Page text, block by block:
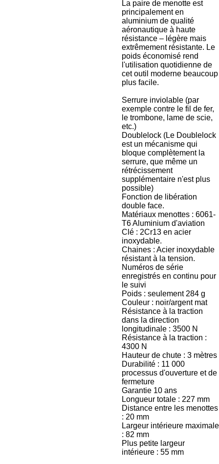
La paire de menotte est
principalement en
aluminium de qualité
aéronautique à haute
résistance – légère mais
extrêmement résistante. Le
poids économisé rend
l'utilisation quotidienne de
cet outil moderne beaucoup
plus facile.
Serrure inviolable (par
exemple contre le fil de fer,
le trombone, lame de scie,
etc.)
Doublelock (Le Doublelock
est un mécanisme qui
bloque complètement la
serrure, que même un
rétrécissement
supplémentaire n'est plus
possible)
Fonction de libération
double face.
Matériaux menottes : 6061-
T6 Aluminium d'aviation
Clé : 2Cr13 en acier
inoxydable.
Chaines : Acier inoxydable
résistant à la tension.
Numéros de série
enregistrés en continu pour
le suivi
Poids : seulement 284 g
Couleur : noir/argent mat
Résistance à la traction
dans la direction
longitudinale : 3500 N
Résistance à la traction :
4300 N
Hauteur de chute : 3 mètres
Durabilité : 11 000
processus d'ouverture et de
fermeture
Garantie 10 ans
Longueur totale : 227 mm
Distance entre les menottes
: 20 mm
Largeur intérieure maximale
: 82 mm
Plus petite largeur
intérieure : 55 mm